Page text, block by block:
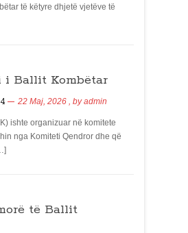
të këtyre dhjetë vjetëve të
i Ballit Kombëtar
22 Maj, 2026 , byadmin
ishte organizuar në komitete
nga Komiteti Qendror dhe që
të Ballit